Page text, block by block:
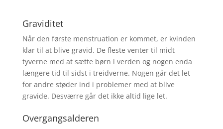
Graviditet
Når den første menstruation er kommet, er kvinden
klar til at blive gravid. De fleste venter til midt
tyverne med at sætte børn i verden og nogen enda
længere tid til sidst i treidverne. Nogen går det let
for andre støder ind i problemer med at blive
gravide. Desværre går det ikke altid lige let.
Overgangsalderen